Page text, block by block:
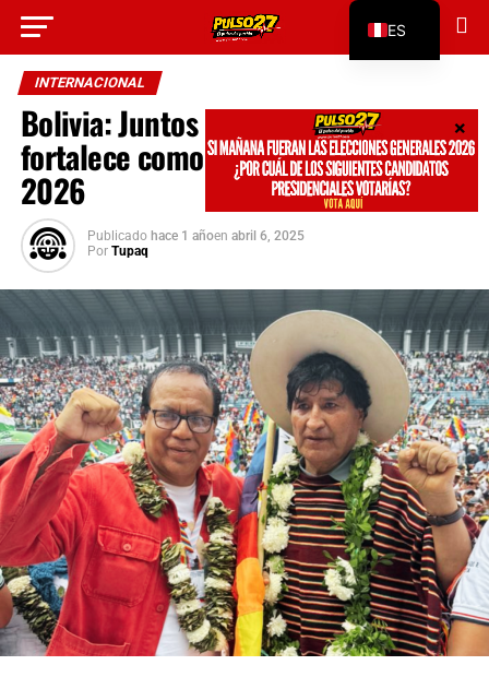
INTERNACIONAL
Bolivia: Juntos por el Perú se
fortalece como opción rumbo al
2026
Publicado hace 1 añoen abril 6, 2025
Por Tupaq
Go to mobile version
ES
EN